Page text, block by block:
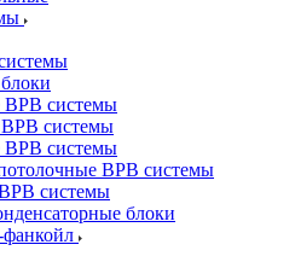
ВРВ системы
ВРВ системы
ВРВ системы
ВРВ системы
системы
блоки